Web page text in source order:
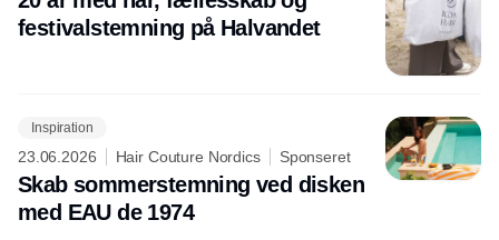
festivalstemning på Halvandet
Inspiration
23.06.2026 Hair Couture Nordics Sponseret
Skab sommerstemning ved disken
med EAU de 1974